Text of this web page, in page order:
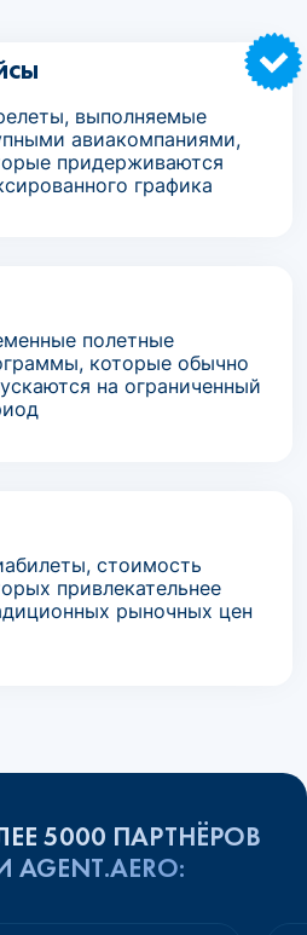
выполняемые
авиакомпаниями,
придерживаются
графика
полетные
которые обычно
на ограниченный
стоимость
привлекательнее
рыночных цен
5000 ПАРТНЁРОВ